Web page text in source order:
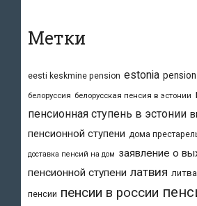
Метки
eesti keskmine pension estonia pension
белоруссия белорусская пенсия в эстонии
пенсионная ступень в эстонии
пенсионной ступени дома
доставка пенсий на дом заявление о
пенсионной ступени латвия литва
пенсии пенсии в россии